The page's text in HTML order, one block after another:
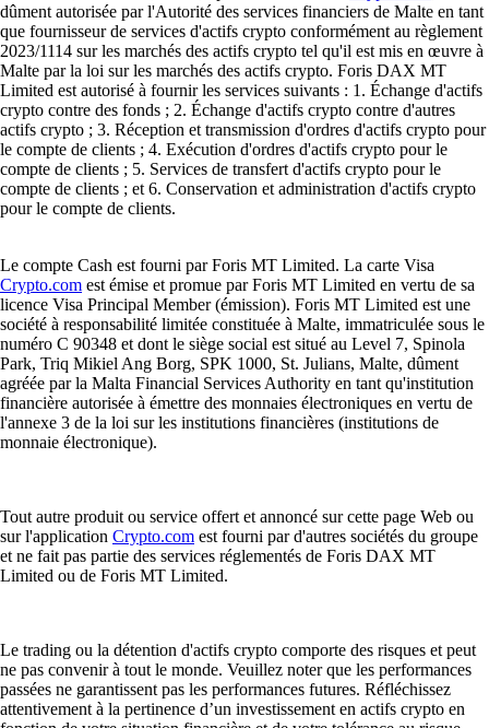
dûment autorisée par l'Autorité des services financiers de Malte en tant
que fournisseur de services d'actifs crypto conformément au règlement
2023/1114 sur les marchés des actifs crypto tel qu'il est mis en œuvre à
Malte par la loi sur les marchés des actifs crypto. Foris DAX MT
Limited est autorisé à fournir les services suivants : 1. Échange d'actifs
crypto contre des fonds ; 2. Échange d'actifs crypto contre d'autres
actifs crypto ; 3. Réception et transmission d'ordres d'actifs crypto pour
le compte de clients ; 4. Exécution d'ordres d'actifs crypto pour le
compte de clients ; 5. Services de transfert d'actifs crypto pour le
compte de clients ; et 6. Conservation et administration d'actifs crypto
pour le compte de clients.
Le compte Cash est fourni par Foris MT Limited. La carte Visa
Crypto.com est émise et promue par Foris MT Limited en vertu de sa
licence Visa Principal Member (émission). Foris MT Limited est une
société à responsabilité limitée constituée à Malte, immatriculée sous le
numéro C 90348 et dont le siège social est situé au Level 7, Spinola
Park, Triq Mikiel Ang Borg, SPK 1000, St. Julians, Malte, dûment
agréée par la Malta Financial Services Authority en tant qu'institution
financière autorisée à émettre des monnaies électroniques en vertu de
l'annexe 3 de la loi sur les institutions financières (institutions de
monnaie électronique).
Tout autre produit ou service offert et annoncé sur cette page Web ou
sur l'application Crypto.com est fourni par d'autres sociétés du groupe
et ne fait pas partie des services réglementés de Foris DAX MT
Limited ou de Foris MT Limited.
Le trading ou la détention d'actifs crypto comporte des risques et peut
ne pas convenir à tout le monde. Veuillez noter que les performances
passées ne garantissent pas les performances futures. Réfléchissez
attentivement à la pertinence d’un investissement en actifs crypto en